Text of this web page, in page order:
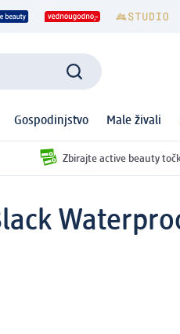
Gospodinjstvo Male živali
Zbirajte active beauty